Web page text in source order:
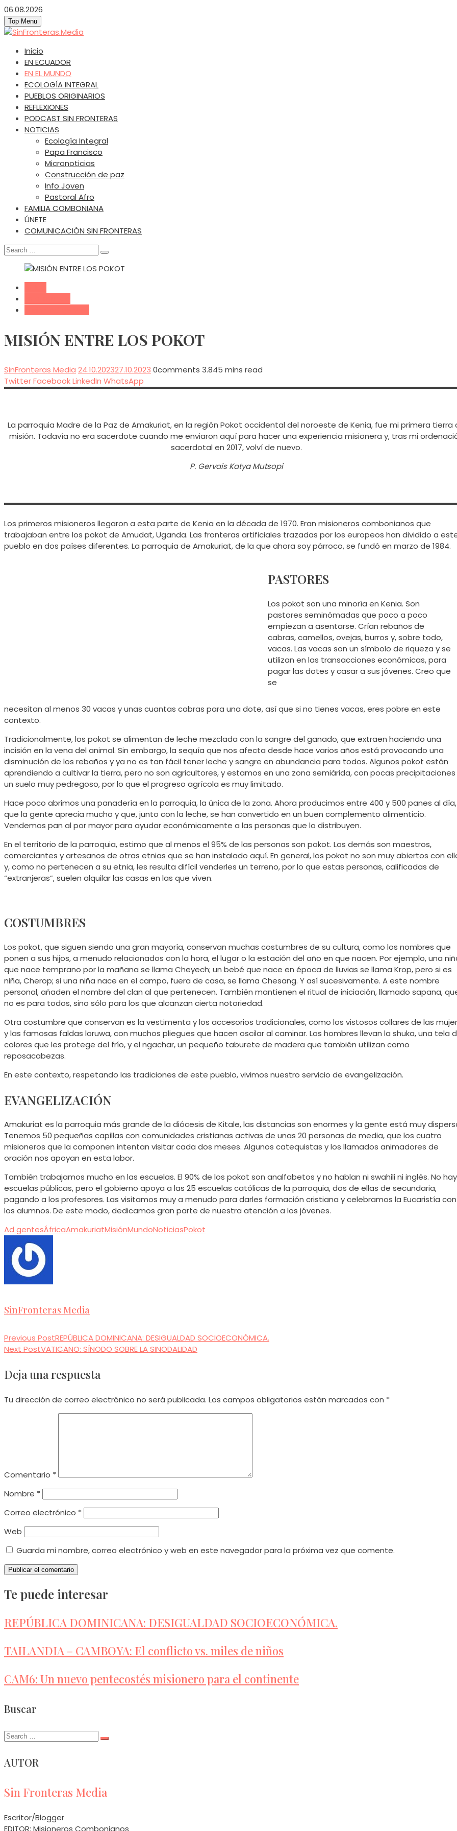
Skip
to
content
06.08.2026
Top Menu
Inicio
EN ECUADOR
EN EL MUNDO
ECOLOGÍA INTEGRAL
PUEBLOS ORIGINARIOS
REFLEXIONES
PODCAST SIN FRONTERAS
NOTICIAS
Ecología Integral
Papa Francisco
Micronoticias
Construcción de paz
Info Joven
Pastoral Afro
FAMILIA COMBONIANA
ÚNETE
COMUNICACIÓN SIN FRONTERAS
Search
MISIÓN ENTRE LOS POKOT
SinFronteras Media 24.10.202327.10.2023 0comments 3.845 mins read
TwitterFacebookLinkedIn WhatsApp
La parroquia Madre de la Paz de Amakuriat, en la región Pokot occidental del noroeste de Kenia, fue mi primera tierra
misión. Todavía no era sacerdote cuando me enviaron aquí para hacer una experiencia misionera y, tras mi
sacerdotal en 2017, volví de nuevo.
P. Gervais Katya Mutsopi
Los primeros misioneros llegaron a esta parte de Kenia en la década de 1970. Eran misioneros combonianos que
trabajaban entre los pokot de Amudat, Uganda. Las fronteras artificiales trazadas por los europeos han dividido a
pueblo en dos países diferentes. La parroquia de Amakuriat, de la que ahora soy párroco, se fundó en marzo de 1984.
PASTORES
Los pokot son una minoría en Kenia. Son
pastores seminómadas que poco a poco
empiezan a asentarse. Crían rebaños de
cabras, camellos, ovejas, burros y, sobre todo,
vacas. Las vacas son un símbolo de riqueza y se
utilizan en las transacciones económicas, para
pagar las dotes y casar a sus jóvenes. Creo que
se
necesitan al menos 30 vacas y unas cuantas cabras para una dote, así que si no tienes vacas, eres pobre en este
contexto.
Tradicionalmente, los pokot se alimentan de leche mezclada con la sangre del ganado, que extraen haciendo una
incisión en la vena del animal. Sin embargo, la sequía que nos afecta desde hace varios años está provocando una
disminución de los rebaños y ya no es tan fácil tener leche y sangre en abundancia para todos. Algunos pokot están
aprendiendo a cultivar la tierra, pero no son agricultores, y estamos en una zona semiárida, con pocas precipitaciones
un suelo muy pedregoso, por lo que el progreso agrícola es muy limitado.
Hace poco abrimos una panadería en la parroquia, la única de la zona. Ahora producimos entre 400 y 500 panes al día,
que la gente aprecia mucho y que, junto con la leche, se han convertido en un buen complemento alimenticio.
Vendemos pan al por mayor para ayudar económicamente a las personas que lo distribuyen.
En el territorio de la parroquia, estimo que al menos el 95% de las personas son pokot. Los demás son maestros,
comerciantes y artesanos de otras etnias que se han instalado aquí. En general, los pokot no son muy abiertos con
y, como no pertenecen a su etnia, les resulta difícil venderles un terreno, por lo que estas personas, calificadas de
“extranjeras”, suelen alquilar las casas en las que viven.
COSTUMBRES
Los pokot, que siguen siendo una gran mayoría, conservan muchas costumbres de su cultura, como los nombres que
ponen a sus hijos, a menudo relacionados con la hora, el lugar o la estación del año en que nacen. Por ejemplo, una
que nace temprano por la mañana se llama Cheyech; un bebé que nace en época de lluvias se llama Krop, pero si es
niña, Cherop; si una niña nace en el campo, fuera de casa, se llama Chesang. Y así sucesivamente. A este nombre
personal, añaden el nombre del clan al que pertenecen. También mantienen el ritual de iniciación, llamado sapana,
no es para todos, sino sólo para los que alcanzan cierta notoriedad.
Otra costumbre que conservan es la vestimenta y los accesorios tradicionales, como los vistosos collares de las
y las famosas faldas loruwa, con muchos pliegues que hacen oscilar al caminar. Los hombres llevan la shuka, una tela
colores que les protege del frío, y el ngachar, un pequeño taburete de madera que también utilizan como
reposacabezas.
En este contexto, respetando las tradiciones de este pueblo, vivimos nuestro servicio de evangelización.
EVANGELIZACIÓN
Amakuriat es la parroquia más grande de la diócesis de Kitale, las distancias son enormes y la gente está muy
Tenemos 50 pequeñas capillas con comunidades cristianas activas de unas 20 personas de media, que los cuatro
misioneros que la componen intentan visitar cada dos meses. Algunos catequistas y los llamados animadores de
oración nos apoyan en esta labor.
También trabajamos mucho en las escuelas. El 90% de los pokot son analfabetos y no hablan ni swahili ni inglés. No hay
escuelas públicas, pero el gobierno apoya a las 25 escuelas católicas de la parroquia, dos de ellas de secundaria,
pagando a los profesores. Las visitamos muy a menudo para darles formación cristiana y celebramos la Eucaristía con
los alumnos. De este modo, dedicamos gran parte de nuestra atención a los jóvenes.
Ad gentesÁfricaAmakuriatMisiónMundoNoticiasPokot
SinFronteras Media
Read
articles
Previous PostREPÚBLICA DOMINICANA: DESIGUALDAD SOCIOECONÓMICA.
Next PostVATICANO: SÍNODO SOBRE LA SINODALIDAD
Deja una respuesta
Tu dirección de correo electrónico no será publicada. Los campos obligatorios están marcados con *
Comentario *
Nombre *
Correo electrónico *
Web
Guarda mi nombre, correo electrónico y web en este navegador para la próxima vez que comente.
Te puede interesar
REPÚBLICA DOMINICANA: DESIGUALDAD SOCIOECONÓMICA.
TAILANDIA – CAMBOYA: El conflicto vs. miles de niños
CAM6: Un nuevo pentecostés misionero para el continente
Buscar
Search
AUTOR
Sin Fronteras Media
Escritor/Blogger
EDITOR: Misioneros Combonianos